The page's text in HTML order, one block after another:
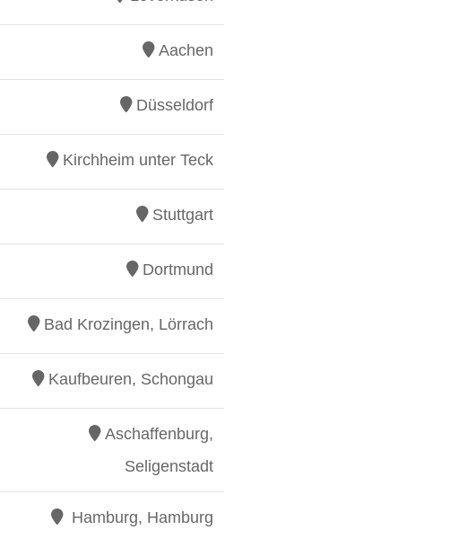
Aachen
Düsseldorf
Kirchheim unter Teck
Stuttgart
Dortmund
Bad Krozingen, Lörrach
Kaufbeuren, Schongau
Aschaffenburg,
Seligenstadt
Hamburg, Hamburg